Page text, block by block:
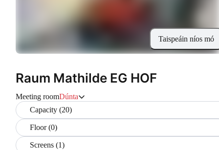
Taispeáin níos mó
Raum Mathilde EG HOF
Meeting roomDúnta
Capacity (20)
Floor (0)
Screens (1)